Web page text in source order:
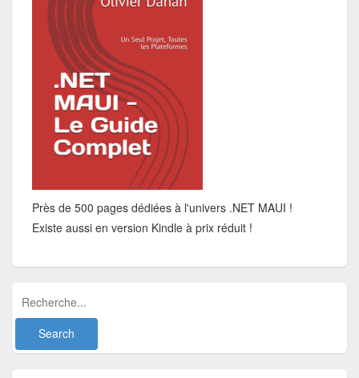
Près de 500 pages dédiées à l'univers .NET MAUI !
Existe aussi en version Kindle à prix réduit !